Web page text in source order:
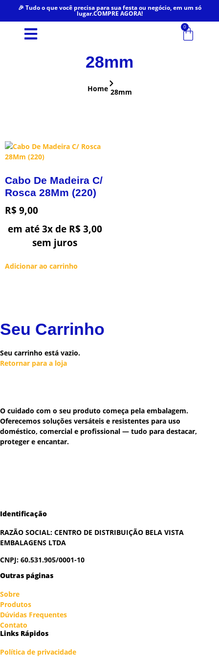
🎉 Tudo o que você precisa para sua festa ou negócio, em um só
lugar.COMPRE AGORA!
0
28mm
Home 28mm
Cabo De Madeira C/
Rosca 28Mm (220)
R$9,00
em até 3x de R$3,00
sem juros
Adicionar ao carrinho
Seu Carrinho
Seu carrinho está vazio.
Retornar para a loja
O cuidado com o seu produto começa pela embalagem.
Oferecemos soluções versáteis e resistentes para uso
doméstico, comercial e profissional — tudo para destacar,
proteger e encantar.
Identificação
RAZÃO SOCIAL: CENTRO DE DISTRIBUIÇÃO BELA VISTA
EMBALAGENS LTDA
CNPJ: 60.531.905/0001-10
Outras páginas
Sobre
Produtos
Dúvidas Frequentes
Contato
Links Rápidos
Política de privacidade